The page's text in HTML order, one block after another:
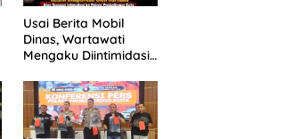
Usai Berita Mobil
Dinas, Wartawati
Mengaku Diintimidasi
Pemkot Probolinggo
dan Tempuh Jalur
Hukum